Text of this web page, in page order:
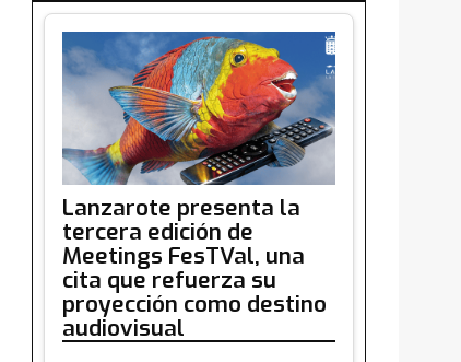
Lanzarote presenta la
tercera edición de
Meetings FesTVal, una
cita que refuerza su
proyección como destino
audiovisual